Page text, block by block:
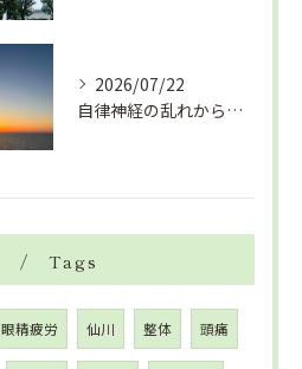
2026/07/22
自律神経の乱れから生活習慣病、血液循環の滞り
Tags
眼精疲労 仙川 整体 頭痛